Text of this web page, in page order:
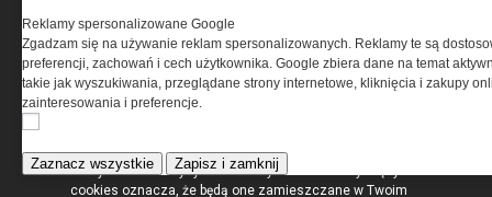
PRYWATNOŚĆ
Ta witryna wykorzystuje pliki cookies do przechowywania
informacji na Twoim komputerze. Pliki cookies stosujemy
w tym w sposób dostosowany do indywidualnych potrzeb.
Korzystanie z witryny bez zmiany ustawień dotyczących
cookies oznacza, że będą one zamieszczane w Twoim
Reklamy spersonalizowane Google
Zgadzam się na używanie reklam spersonalizowanych. Reklamy te są
preferencji, zachowań i cech użytkownika. Google zbiera dane na temat
takie jak wyszukiwania, przeglądane strony internetowe, kliknięcia i zakupy
zainteresowania i preferencje.
Zaznacz wszystkie Zapisz i zamknij